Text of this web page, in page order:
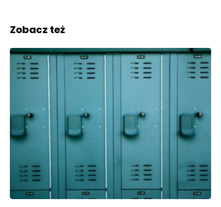
Zobacz też